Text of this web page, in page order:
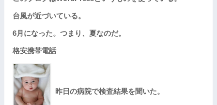
台風が近づいている。
6月になった。つまり、夏なのだ。
格安携帯電話
昨日の病院で検査結果を聞いた。